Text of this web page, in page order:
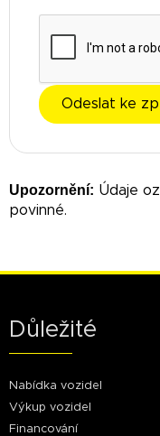
Odeslat ke
Upozornění: Údaje
povinné.
Důležité
Nabídka vozidel
Výkup vozidel
Financování